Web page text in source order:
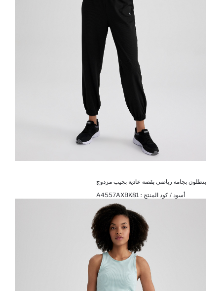
بنطلون بجامة رياضي بقصة عادية بجيب مزدوج
أسود / كود المنتج : A4557AXBK81